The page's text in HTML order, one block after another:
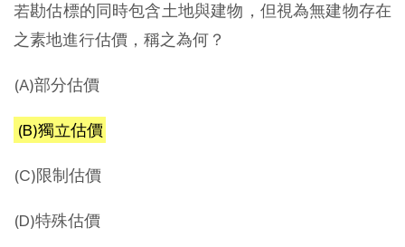
若勘估標的同時包含土地與建物，但視為無建物存在
之素地進行估價，稱之為何？
(A)部分估價
(B)獨立估價
(C)限制估價
(D)特殊估價